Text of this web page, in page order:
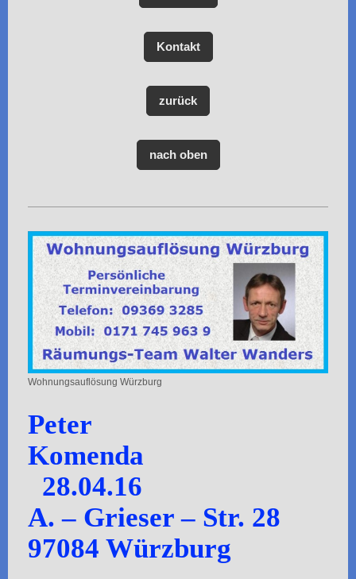
Kontakt
zurück
nach oben
Wohnungsauflösung Würzburg
Peter
Komenda
28.04.16
A. – Grieser – Str. 28
97084 Würzburg